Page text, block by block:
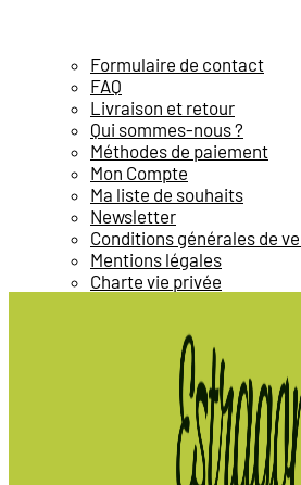
Formulaire de contact
FAQ
Livraison et retour
Qui sommes-nous ?
Méthodes de paiement
Mon Compte
Ma liste de souhaits
Newsletter
Conditions générales de
Mentions légales
Charte vie privée